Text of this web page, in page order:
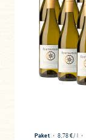
Paket・8,78 €/ l ・